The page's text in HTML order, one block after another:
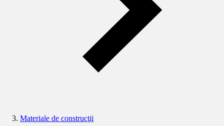
Materiale de construcţii